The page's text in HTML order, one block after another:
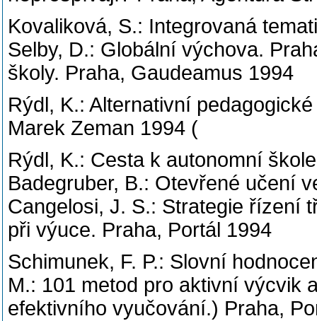
Kovaliková, S.: Integrovaná
Selby, D.: Globální výchova.
školy. Praha, Gaudeamus 1994
Rýdl, K.: Alternativní
Marek Zeman 1994 (
Rýdl, K.: Cesta k autonomní
Badegruber, B.: Otevřené učení
Cangelosi, J. S.: Strategie řízení
při výuce. Praha, Portál 1994
Schimunek, F. P.: Slovní
M.: 101 metod pro aktivní výcvik
efektivního vyučování.) Praha,